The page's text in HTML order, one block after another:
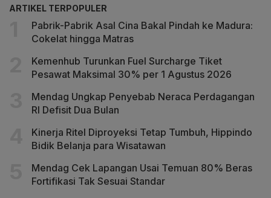
ARTIKEL TERPOPULER
Pabrik-Pabrik Asal Cina Bakal Pindah ke Madura:
Cokelat hingga Matras
Kemenhub Turunkan Fuel Surcharge Tiket
Pesawat Maksimal 30% per 1 Agustus 2026
Mendag Ungkap Penyebab Neraca Perdagangan
RI Defisit Dua Bulan
Kinerja Ritel Diproyeksi Tetap Tumbuh, Hippindo
Bidik Belanja para Wisatawan
Mendag Cek Lapangan Usai Temuan 80% Beras
Fortifikasi Tak Sesuai Standar